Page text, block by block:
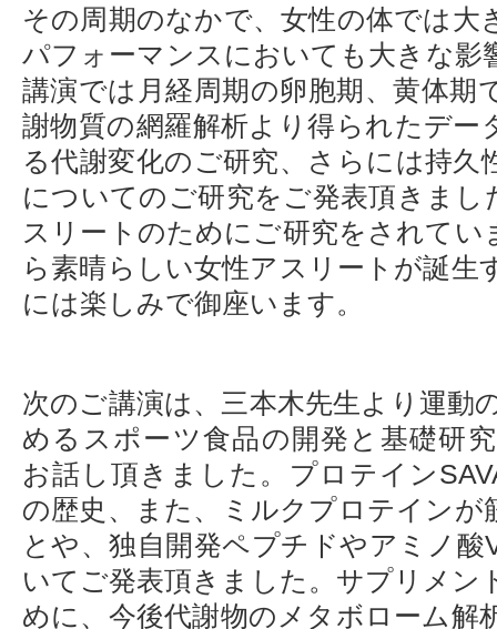
その周期のなかで、女性の体では大
パフォーマンスにおいても大きな影
講演では月経周期の卵胞期、黄体期
謝物質の網羅解析より得られたデー
る代謝変化のご研究、さらには持久
についてのご研究をご発表頂きまし
スリートのためにご研究をされて
ら素晴らしい女性アスリートが誕
には楽しみで御座います。
次のご講演は、三本木先生より運動
めるスポーツ食品の開発と基礎研
お話し頂きました。プロテイン
の歴史、また、ミルクプロテインが
とや、独自開発ペプチドやアミノ
いてご発表頂きました。サプリメン
めに、今後代謝物のメタボローム解